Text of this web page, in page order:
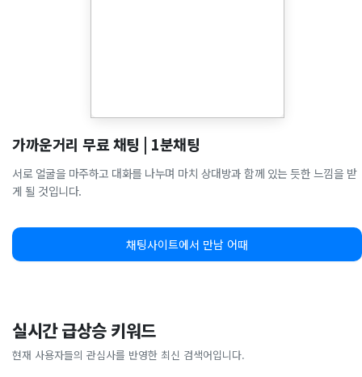
가까운거리 무료 채팅 | 1분채팅
서로 얼굴을 마주하고 대화를 나누며 마치 상대방과 함께 있는 듯한 느낌을 받
게 될 것입니다.
채팅사이트에서 만남 어때
실시간 급상승 키워드
현재 사용자들의 관심사를 반영한 최신 검색어입니다.